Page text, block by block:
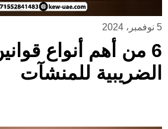
5 نوفمبر، 2024
6 من أهم أنواع
الضريبية للمنشآت